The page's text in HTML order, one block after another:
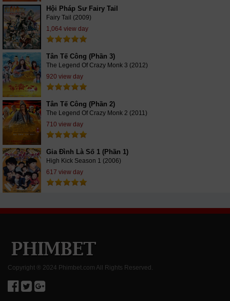
Hội Pháp Sư Fairy Tail
Fairy Tail (2009)
1,064 view day
Tân Tế Công (Phần 3)
The Legend Of Crazy Monk 3 (2012)
920 view day
Tân Tế Công (Phần 2)
The Legend Of Crazy Monk 2 (2011)
710 view day
Gia Đình Là Số 1 (Phần 1)
High Kick Season 1 (2006)
617 view day
Copyright ® 2024 Phimbet.com All Rights Reserved.